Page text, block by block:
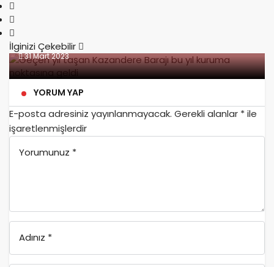
İlginizi Çekebilir
31 Mart 2023
Tarımda su kullanımının azaltılması için
uzmanından tasarruf önerileri
YORUM YAP
E-posta adresiniz yayınlanmayacak. Gerekli alanlar *ile
işaretlenmişlerdir
Yorumunuz *
Adınız *